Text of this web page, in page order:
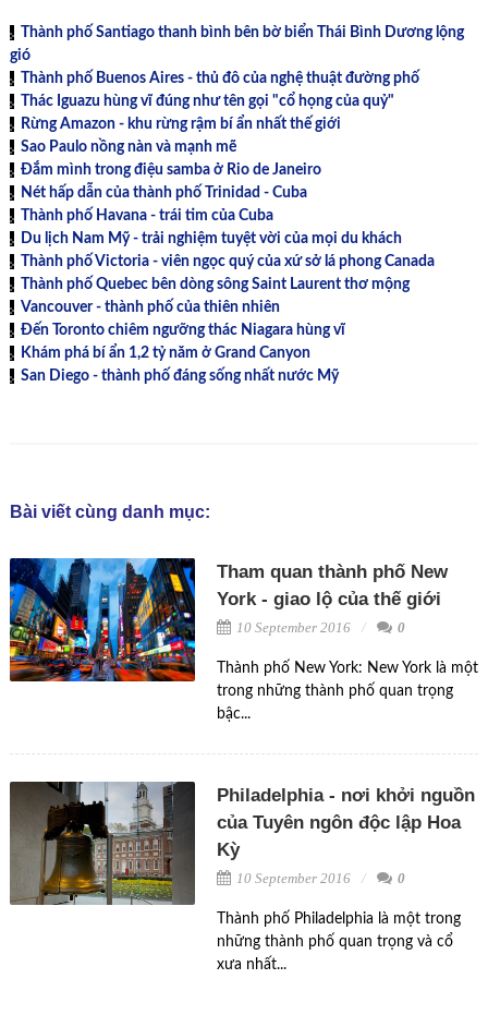
Thành phố Santiago thanh bình bên bờ biển Thái Bình Dương lộng
gió
Thành phố Buenos Aires - thủ đô của nghệ thuật đường phố
Thác Iguazu hùng vĩ đúng như tên gọi "cổ họng của quỷ"
Rừng Amazon - khu rừng rậm bí ẩn nhất thế giới
Sao Paulo nồng nàn và mạnh mẽ
Đắm mình trong điệu samba ở Rio de Janeiro
Nét hấp dẫn của thành phố Trinidad - Cuba
Thành phố Havana - trái tim của Cuba
Du lịch Nam Mỹ - trải nghiệm tuyệt vời của mọi du khách
Thành phố Victoria - viên ngọc quý của xứ sở lá phong Canada
Thành phố Quebec bên dòng sông Saint Laurent thơ mộng
Vancouver - thành phố của thiên nhiên
Đến Toronto chiêm ngưỡng thác Niagara hùng vĩ
Khám phá bí ẩn 1,2 tỷ năm ở Grand Canyon
San Diego - thành phố đáng sống nhất nước Mỹ
Bài viết cùng danh mục:
Tham quan thành phố New
York - giao lộ của thế giới
10 September 2016 0
Thành phố New York: New York là một
trong những thành phố quan trọng
bậc...
Philadelphia - nơi khởi nguồn
của Tuyên ngôn độc lập Hoa
Kỳ
10 September 2016 0
Thành phố Philadelphia là một trong
những thành phố quan trọng và cổ
xưa nhất...